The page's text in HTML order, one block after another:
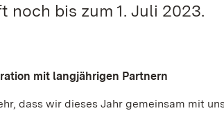
noch bis zum 1. Juli 2023.
mit langjährigen Partnern
dass wir dieses Jahr gemeinsam mit